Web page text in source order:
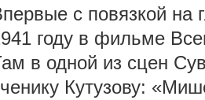
с повязкой на
году в фильме
в одной из сцен
Кутузову: